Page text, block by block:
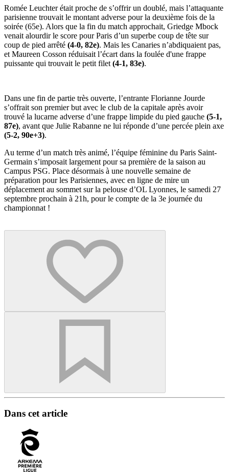
Romée Leuchter était proche de s’offrir un doublé, mais l’attaquante
parisienne trouvait le montant adverse pour la deuxième fois de la
soirée (65e). Alors que la fin du match approchait, Griedge Mbock
venait alourdir le score pour Paris d’un superbe coup de tête sur
coup de pied arrêté (4-0, 82e). Mais les Canaries n’abdiquaient pas,
et Maureen Cosson réduisait l’écart dans la foulée d'une frappe
puissante qui trouvait le petit filet (4-1, 83e).
Dans une fin de partie très ouverte, l’entrante Florianne Jourde
s’offrait son premier but avec le club de la capitale après avoir
trouvé la lucarne adverse d’une frappe limpide du pied gauche (5-1,
87e), avant que Julie Rabanne ne lui réponde d’une percée plein axe
(5-2, 90e+3).
Au terme d’un match très animé, l’équipe féminine du Paris Saint-
Germain s’imposait largement pour sa première de la saison au
Campus PSG. Place désormais à une nouvelle semaine de
préparation pour les Parisiennes, avec en ligne de mire un
déplacement au sommet sur la pelouse d’OL Lyonnes, le samedi 27
septembre prochain à 21h, pour le compte de la 3e journée du
championnat !
Dans cet article